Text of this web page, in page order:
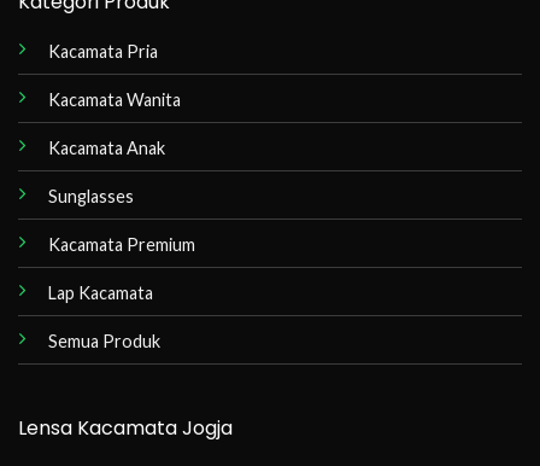
Kacamata Pria
Kacamata Wanita
Kacamata Anak
Sunglasses
Kacamata Premium
Lap Kacamata
Semua Produk
Lensa Kacamata Jogja